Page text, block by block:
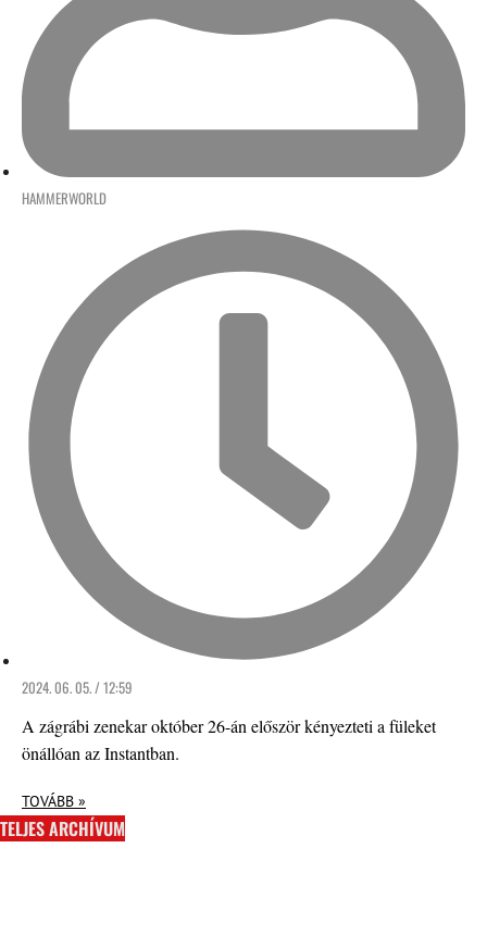
HAMMERWORLD
2024. 06. 05. / 12:59
A zágrábi zenekar október 26-án először kényezteti a füleket
önállóan az Instantban.
TOVÁBB »
TELJES ARCHÍVUM